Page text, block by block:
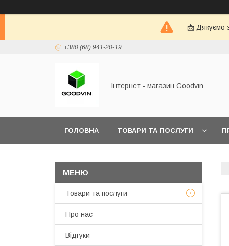
📩 Дякуємо
+380 (68) 941-20-19
Інтернет - магазин Goodvin
ГОЛОВНА ТОВАРИ ТА ПОСЛУГИ
Товари та послуги
Про нас
Відгуки